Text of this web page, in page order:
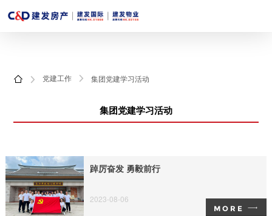
  党建工作  集团党建学习活动
集团党建学习活动
踔厉奋发 勇毅前行
2023-08-06
MORE